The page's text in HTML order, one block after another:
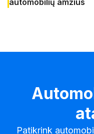
automobilių amžius
Patikrink